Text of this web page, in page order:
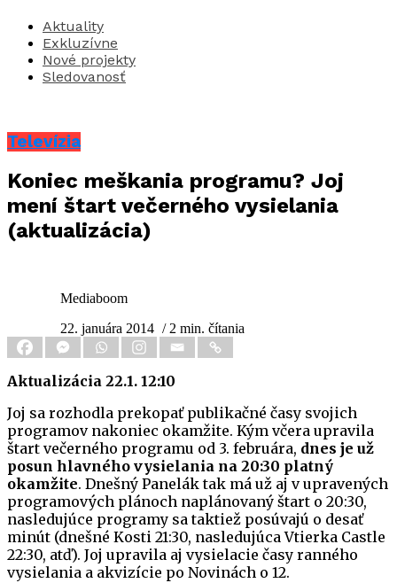
Aktuality
Exkluzívne
Nové projekty
Sledovanosť
Televízia
Koniec meškania programu? Joj
mení štart večerného vysielania
(aktualizácia)
Mediaboom
22. januára 2014 / 2 min. čítania
Aktualizácia 22.1. 12:10
Joj sa rozhodla prekopať publikačné časy svojich
programov nakoniec okamžite. Kým včera upravila
štart večerného programu od 3. februára, dnes je už
posun hlavného vysielania na 20:30 platný
okamžite. Dnešný Panelák tak má už aj v upravených
programových plánoch naplánovaný štart o 20:30,
nasledujúce programy sa taktiež posúvajú o desať
minút (dnešné Kosti 21:30, nasledujúca Vtierka Castle
22:30, atď). Joj upravila aj vysielacie časy ranného
vysielania a akvizície po Novinách o 12.